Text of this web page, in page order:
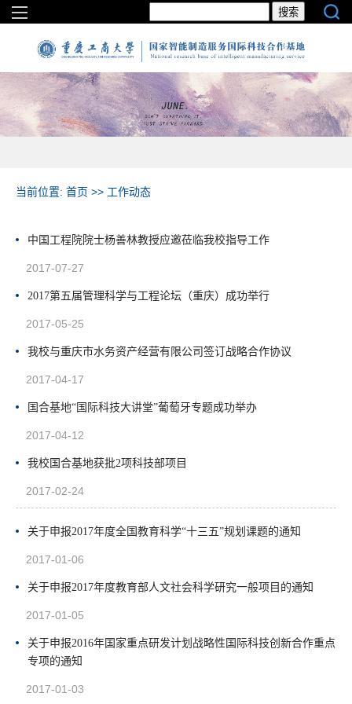
当前位置: 首页 >> 工作动态
中国工程院院士杨善林教授应邀莅临我校指导工作
2017-07-27
2017第五届管理科学与工程论坛（重庆）成功举行
2017-05-25
我校与重庆市水务资产经营有限公司签订战略合作协议
2017-04-17
国合基地“国际科技大讲堂”葡萄牙专题成功举办
2017-04-12
我校国合基地获批2项科技部项目
2017-02-24
关于申报2017年度全国教育科学“十三五”规划课题的通知
2017-01-06
关于申报2017年度教育部人文社会科学研究一般项目的通知
2017-01-05
关于申报2016年国家重点研发计划战略性国际科技创新合作重点
专项的通知
2017-01-03